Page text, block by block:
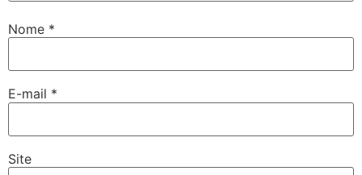
Nome *
E-mail *
Site